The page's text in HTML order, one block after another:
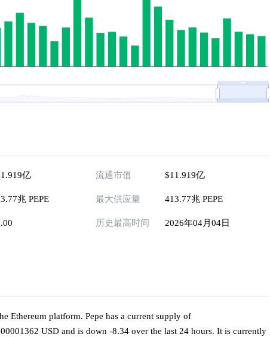
亿 流通市值 $11.919亿
兆 PEPE 最大供应量 413.77兆 PEPE
历史最高时间 2026年04月04日
Ethereum platform. Pepe has a current supply of
USD and is down -8.34 over the last 24 hours. It is currently